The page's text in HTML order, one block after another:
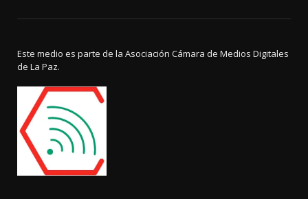
Este medio es parte de la Asociación Cámara de Medios Digitales
de La Paz.